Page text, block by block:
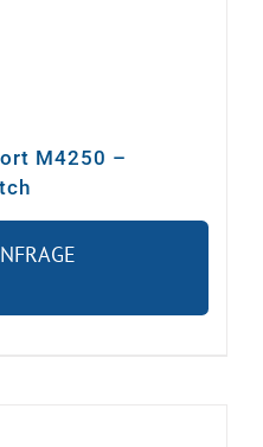
M4250 –